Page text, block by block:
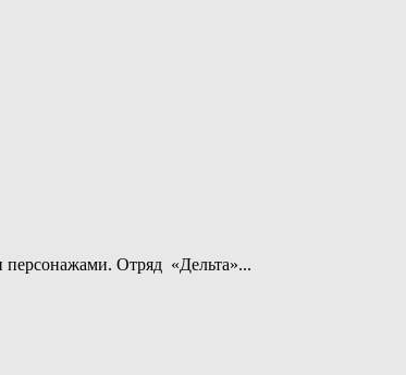
персонажами. Отряд «Дельта»...